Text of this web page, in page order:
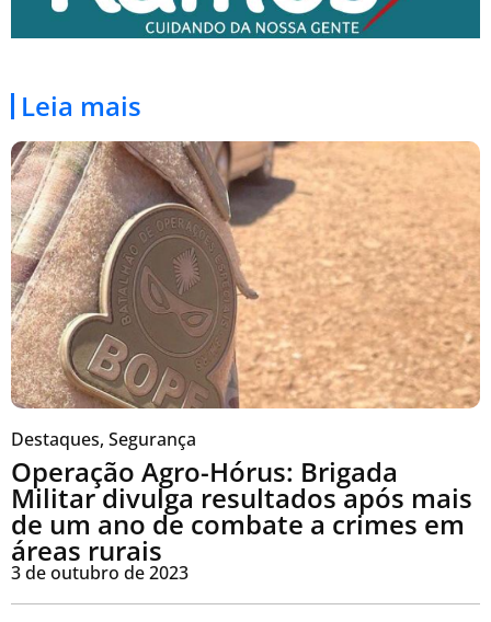
Leia mais
Destaques, Segurança
Operação Agro-Hórus: Brigada
Militar divulga resultados após mais
de um ano de combate a crimes em
áreas rurais
3 de outubro de 2023